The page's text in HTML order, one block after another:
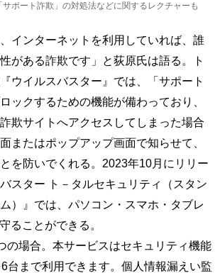
ポート詐欺」の対処法などに関するレクチャーも
、インターネットを利用していれば、誰
がある詐欺です」と荻原氏は語る。ト
ウイルスバスター』では、「サポート
ックするための機能が備わっており、
欺サイトへアクセスしてしまった場合
またはポップアップ画面で知らせて、
を防いでくれる。2023年10月にリリー
スター ト－タルセキュリティ（スタン
）』では、パソコン・スマホ・タブレ
ることができる。
の場合。本サービスはセキュリティ機能
台まで利用できます。個人情報漏えい監